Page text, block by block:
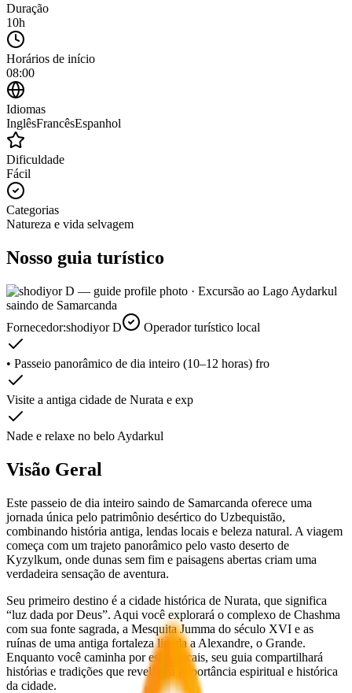
Duração
10h
Horários de início
08:00
Idiomas
InglêsFrancêsEspanhol
Dificuldade
Fácil
Categorias
Natureza e vida selvagem
Nosso guia turístico
Fornecedor:shodiyor D Operador turístico local
• Passeio panorâmico de dia inteiro (10–12 horas) fro
Visite a antiga cidade de Nurata e exp
Nade e relaxe no belo Aydarkul
Visão Geral
Este passeio de dia inteiro saindo de Samarcanda oferece uma
jornada única pelo patrimônio desértico do Uzbequistão,
combinando história antiga, lendas locais e beleza natural. A viagem
começa com um trajeto panorâmico pelo vasto deserto de
Kyzylkum, onde dunas sem fim e paisagens abertas criam uma
verdadeira sensação de aventura.
Seu primeiro destino é a cidade histórica de Nurata, que significa
“luz dada por Deus”. Aqui você explorará o complexo de Chashma
com sua fonte sagrada, a Mesquita Jumma do século XVI e as
ruínas de uma antiga fortaleza ligada a Alexandre, o Grande.
Enquanto você caminha por esses locais, seu guia compartilhará
histórias e tradições que revelam a importância espiritual e histórica
da cidade.